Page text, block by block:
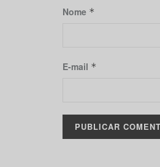
Nome *
E-mail *